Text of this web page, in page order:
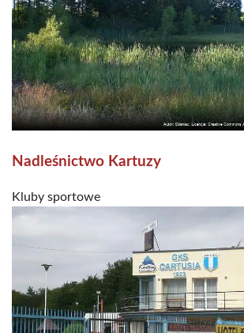
Nadleśnictwo Kartuzy
Kluby sportowe